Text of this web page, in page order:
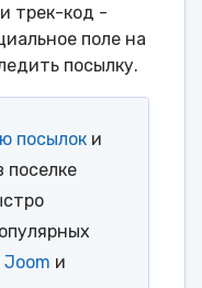
трек-код -
поле на
посылку.
посылок и
поселке
Joom и